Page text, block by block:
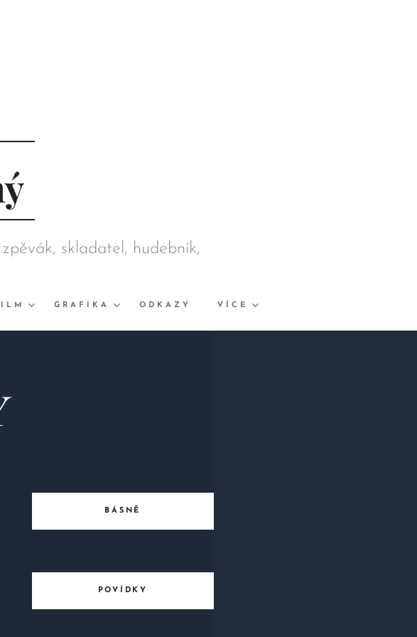
skladatel, hudebník,
GRAFIKA ODKAZY VÍCE
BÁSNĚ
POVÍDKY